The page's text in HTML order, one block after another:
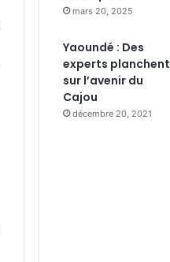
mars 20, 2025
Yaoundé : Des
experts planchent
sur l’avenir du
Cajou
décembre 20, 2021